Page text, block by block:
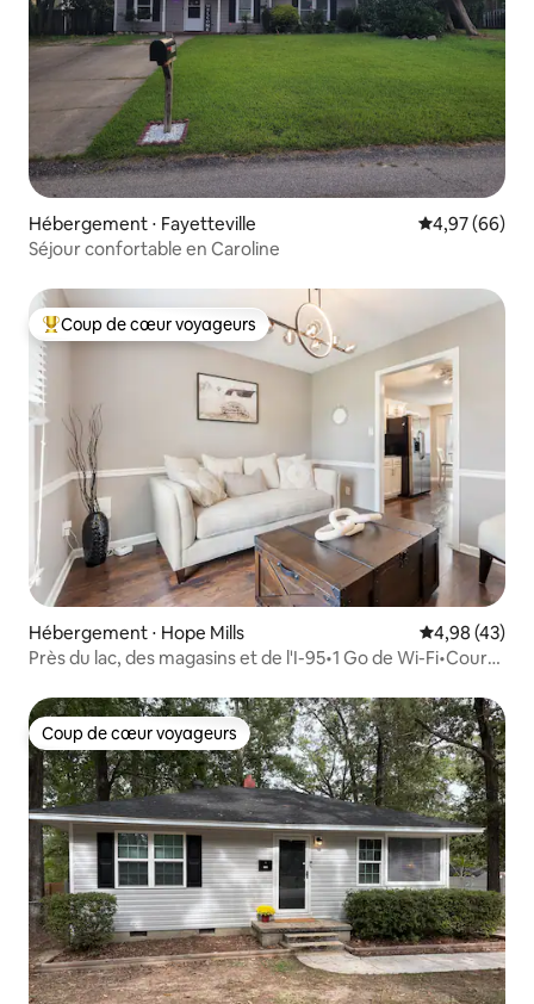
Hébergement ⋅ Fayetteville Évaluation
4,97 (66)
Séjour confortable en Caroline
Coups de cœur voyageurs les plus appréciés
Coup de cœur voyageurs
Hébergement ⋅ Hope Mills Évaluation
4,98 (43)
Près du lac, des magasins et de l'I-95•1 Go de Wi-Fi•Cour
Coup de cœur voyageurs
Coup de cœur voyageurs